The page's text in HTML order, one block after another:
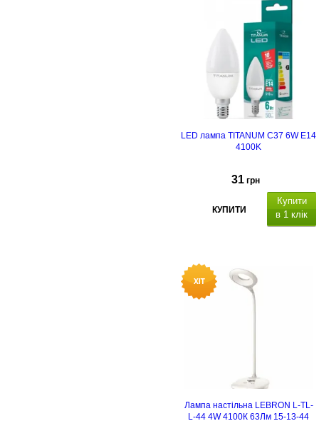
LED лампа TITANUM C37 6W E14
4100K
31 грн
КУПИТИ
Купити
в 1 клік
Лампа настільна LEBRON L-TL-
L-44 4W 4100К 63Лм 15-13-44